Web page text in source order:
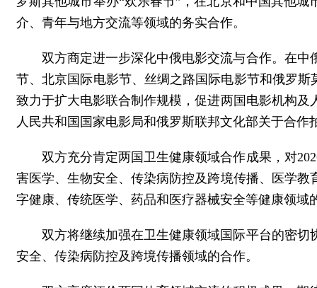
介、青年与地方交流等领域的务实合作。
双方商定进一步深化中俄电影交流与合作。在
节、北京国际电影节、丝绸之路国际电影节和俄罗
致力于扩大电影联合制作规模，促进两国电影机构
人民共和国国家电影局和俄罗斯联邦文化部关于合作
双方充分肯定两国卫生健康领域合作成果，对
害医学、生物安全、传染病防控及跨境传播、医学
字健康、传统医学、药品和医疗器械安全等健康领域
双方将继续加强在卫生健康领域国际平台的密
安全、传染病防控及跨境传播领域的合作。